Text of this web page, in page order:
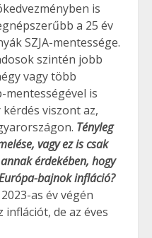
is
a 25 év
SZJA-mentessége.
szintén jobb
vagy több
mentességével is
viszont az,
Tényleg
vagy ez is csak
érdekében, hogy
bajnok infláció?
as év végén
de az éves